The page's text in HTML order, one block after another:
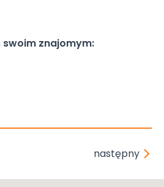
znajomym:
następny